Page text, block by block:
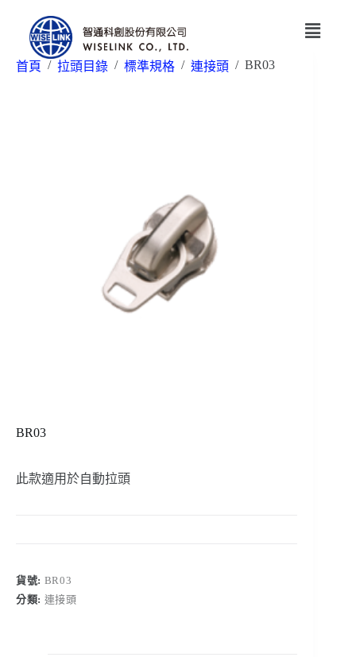
首頁 / 拉頭目錄 / 標準規格 / 連接頭 / BR03
BR03
此款適用於自動拉頭
貨號: BR03
分類: 連接頭